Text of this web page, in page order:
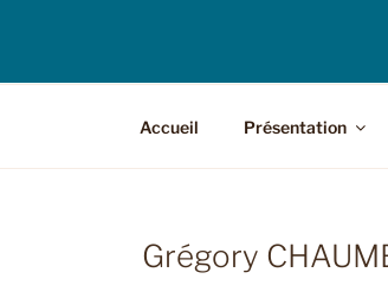
Accueil Présentation
Grégory